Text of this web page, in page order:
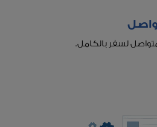
لسفر بالكامل.